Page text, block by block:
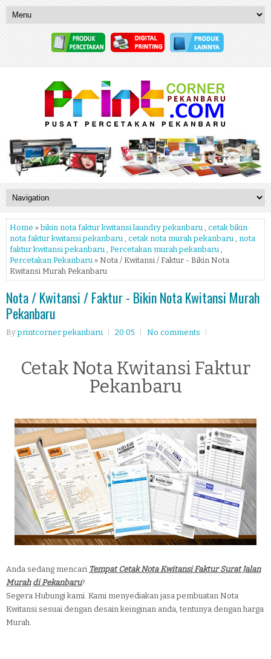
Home »bikin nota faktur kwitansi laundry pekanbaru
cetak bikin
nota faktur kwitansi pekanbaru
cetak nota murah pekanbaru
nota
faktur kwitansi pekanbaru
Percetakan murah pekanbaru
Percetakan Pekanbaru » Nota / Kwitansi / Faktur - Bikin Nota
Kwitansi Murah Pekanbaru
Nota / Kwitansi / Faktur - Bikin Nota Kwitansi Murah
Pekanbaru
Byprintcorner pekanbaru 20:05 No comments
Cetak Nota Kwitansi Faktur
Pekanbaru
Anda sedang mencari Tempat Cetak Nota Kwitansi Faktur Surat Jalan
Murah di Pekanbaru?
Segera Hubungi kami. Kami menyediakan jasa pembuatan Nota
Kwitansi sesuai dengan desain keinginan anda, tentunya dengan harga
Murah.